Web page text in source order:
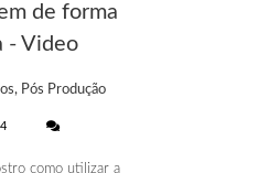
de forma
- Video
Pós Produção
como utilizar a